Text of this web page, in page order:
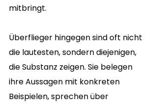
mitbringt.
Überflieger hingegen sind oft nicht
die lautesten, sondern diejenigen,
die Substanz zeigen. Sie belegen
ihre Aussagen mit konkreten
Beispielen, sprechen über